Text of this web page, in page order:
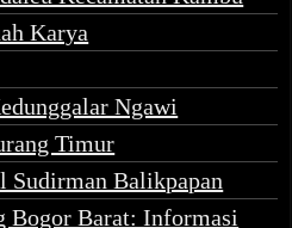
Karya
Ngawi
Timur
Sudirman Balikpapan
Bogor Barat: Informasi